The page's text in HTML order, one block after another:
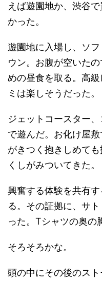
えば遊園地か、渋谷
かった。
遊園地に入場し、ソ
ウン。お腹が空いた
めの昼食を取る。高
ミは楽しそうだった。
ジェットコースター
で遊んだ。お化け屋
がきつく抱きしめて
くしがみついてきた。
興奮する体験を共有
る。その証拠に、サ
った。Tシャツの奥の
そろそろかな。
頭の中にその後のスト